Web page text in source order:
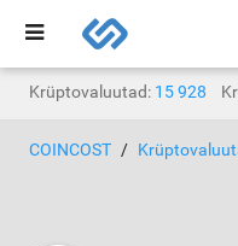
Krüptovaluutad: 15 928
COINCOST